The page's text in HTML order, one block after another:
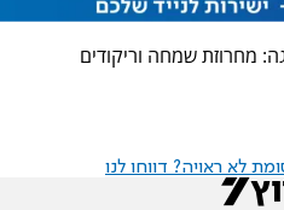
מחרוזת שמחה וריקודים
לא ראויה? דווחו לנו